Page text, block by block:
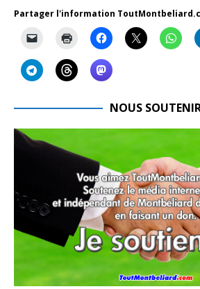
Partager l'information
NOUS